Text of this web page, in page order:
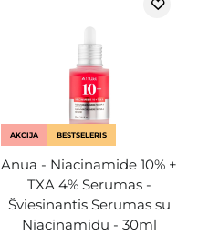
AKCIJA BESTSELERIS
Anua - Niacinamide 10% +
TXA 4% Serumas -
Šviesinantis Serumas su
Niacinamidu - 30ml